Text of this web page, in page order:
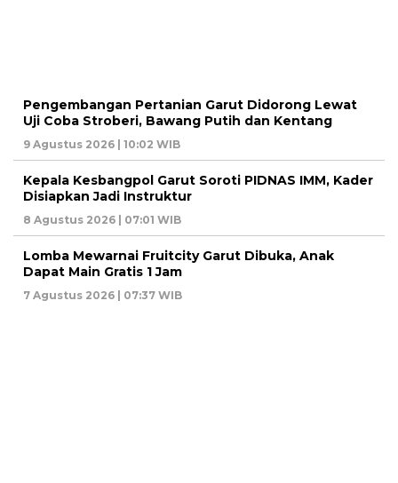
Pengembangan Pertanian Garut Didorong Lewat
Uji Coba Stroberi, Bawang Putih dan Kentang
9 Agustus 2026 | 10:02 WIB
Kepala Kesbangpol Garut Soroti PIDNAS IMM, Kader
Disiapkan Jadi Instruktur
8 Agustus 2026 | 07:01 WIB
Lomba Mewarnai Fruitcity Garut Dibuka, Anak
Dapat Main Gratis 1 Jam
7 Agustus 2026 | 07:37 WIB